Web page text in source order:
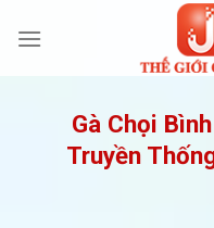
qua
Gà Chọi
Truyền